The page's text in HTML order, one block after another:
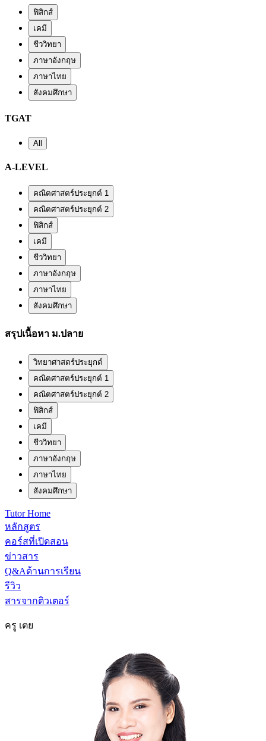
ฟิสิกส์
เคมี
ชีววิทยา
ภาษาอังกฤษ
ภาษาไทย
สังคมศึกษา
TGAT
All
A-LEVEL
คณิตศาสตร์ประยุกต์ 1
คณิตศาสตร์ประยุกต์ 2
ฟิสิกส์
เคมี
ชีววิทยา
ภาษาอังกฤษ
ภาษาไทย
สังคมศึกษา
สรุปเนื้อหา ม.ปลาย
วิทยาศาสตร์ประยุกต์
คณิตศาสตร์ประยุกต์ 1
คณิตศาสตร์ประยุกต์ 2
ฟิสิกส์
เคมี
ชีววิทยา
ภาษาอังกฤษ
ภาษาไทย
สังคมศึกษา
Tutor Home
หลักสูตร
คอร์สที่เปิดสอน
ข่าวสาร
Q&Aด้านการเรียน
รีวิว
สารจากติวเตอร์
ครู เตย